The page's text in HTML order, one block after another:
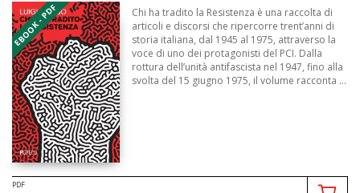
EBOOK - PDF
Chi ha tradito la Resistenza è una raccolta di
articoli e discorsi che ripercorre trent’anni di
storia italiana, dal 1945 al 1975, attraverso la
voce di uno dei protagonisti del PCI. Dalla
rottura dell’unità antifascista nel 1947, fino alla
svolta del 15 giugno 1975, il volume racconta ...
PDF